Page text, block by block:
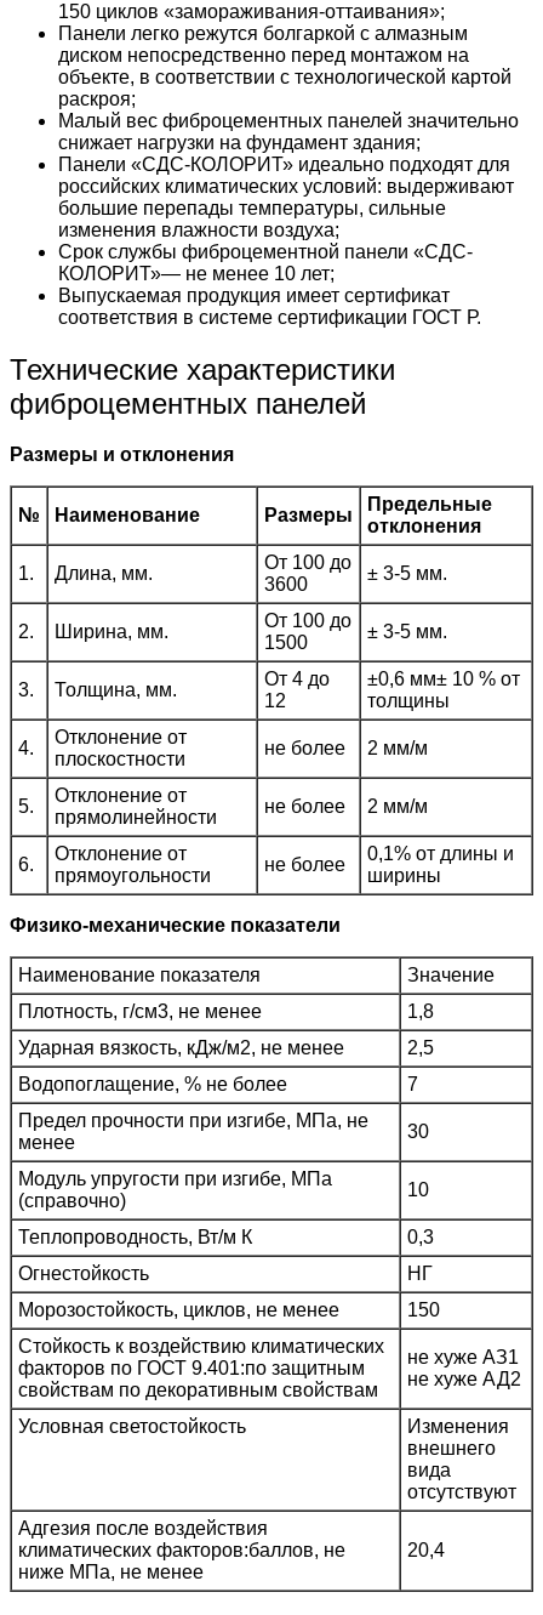
150 циклов «замораживания-оттаивания»;
Панели легко режутся болгаркой с алмазным
диском непосредственно перед монтажом на
объекте, в соответствии с технологической картой
раскроя;
Малый вес фиброцементных панелей значительно
снижает нагрузки на фундамент здания;
Панели «СДС-КОЛОРИТ» идеально подходят для
российских климатических условий: выдерживают
большие перепады температуры, сильные
изменения влажности воздуха;
Срок службы фиброцементной панели «СДС-
КОЛОРИТ»— не менее 10 лет;
Выпускаемая продукция имеет сертификат
соответствия в системе сертификации ГОСТ Р.
Технические характеристики
фиброцементных панелей
Размеры и отклонения
№ Наименование Размеры
Предельные
отклонения
1. Длина, мм.
От 100 до
3600
± 3-5 мм.
2. Ширина, мм.
От 100 до
1500
± 3-5 мм.
3. Толщина, мм.
От 4 до
12
±0,6 мм± 10 % от
толщины
4.
Отклонение от
плоскостности
не более 2 мм/м
5.
Отклонение от
прямолинейности
не более 2 мм/м
6.
Отклонение от
прямоугольности
не более
0,1% от длины и
ширины
Физико-механические показатели
Наименование показателя
Значение
Плотность, г/см3, не менее
1,8
Ударная вязкость, кДж/м2, не менее
2,5
Водопоглащение, % не более
7
Предел прочности при изгибе, МПа, не
менее
30
Модуль упругости при изгибе, МПа
(справочно)
10
Теплопроводность, Вт/м К
0,3
Огнестойкость
НГ
Морозостойкость, циклов, не менее
150
Стойкость к воздействию климатических
факторов по ГОСТ 9.401:по защитным
свойствам по декоративным свойствам
не хуже АЗ1
не хуже АД2
Условная светостойкость
Изменения
внешнего
вида
отсутствуют
Адгезия после воздействия
климатических факторов:баллов, не
ниже МПа, не менее
20,4